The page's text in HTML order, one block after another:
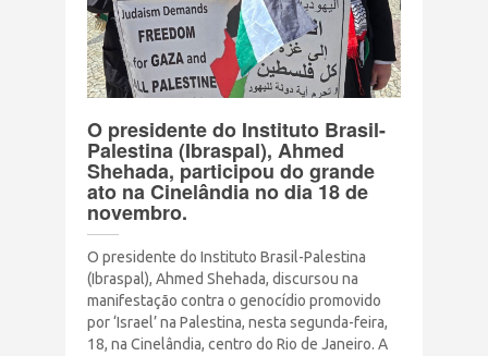
Terrorismo Israelense
AÇÕES
Clube Brasil Palestina
Doe
Eventos
Junte-se a nós
O presidente do Instituto Brasil-
Palestina (Ibraspal), Ahmed
Shehada, participou do grande
ato na Cinelândia no dia 18 de
novembro.
O presidente do Instituto Brasil-Palestina
(Ibraspal), Ahmed Shehada, discursou na
manifestação contra o genocídio promovido
por ‘Israel’ na Palestina, nesta segunda-feira,
18, na Cinelândia, centro do Rio de Janeiro. A